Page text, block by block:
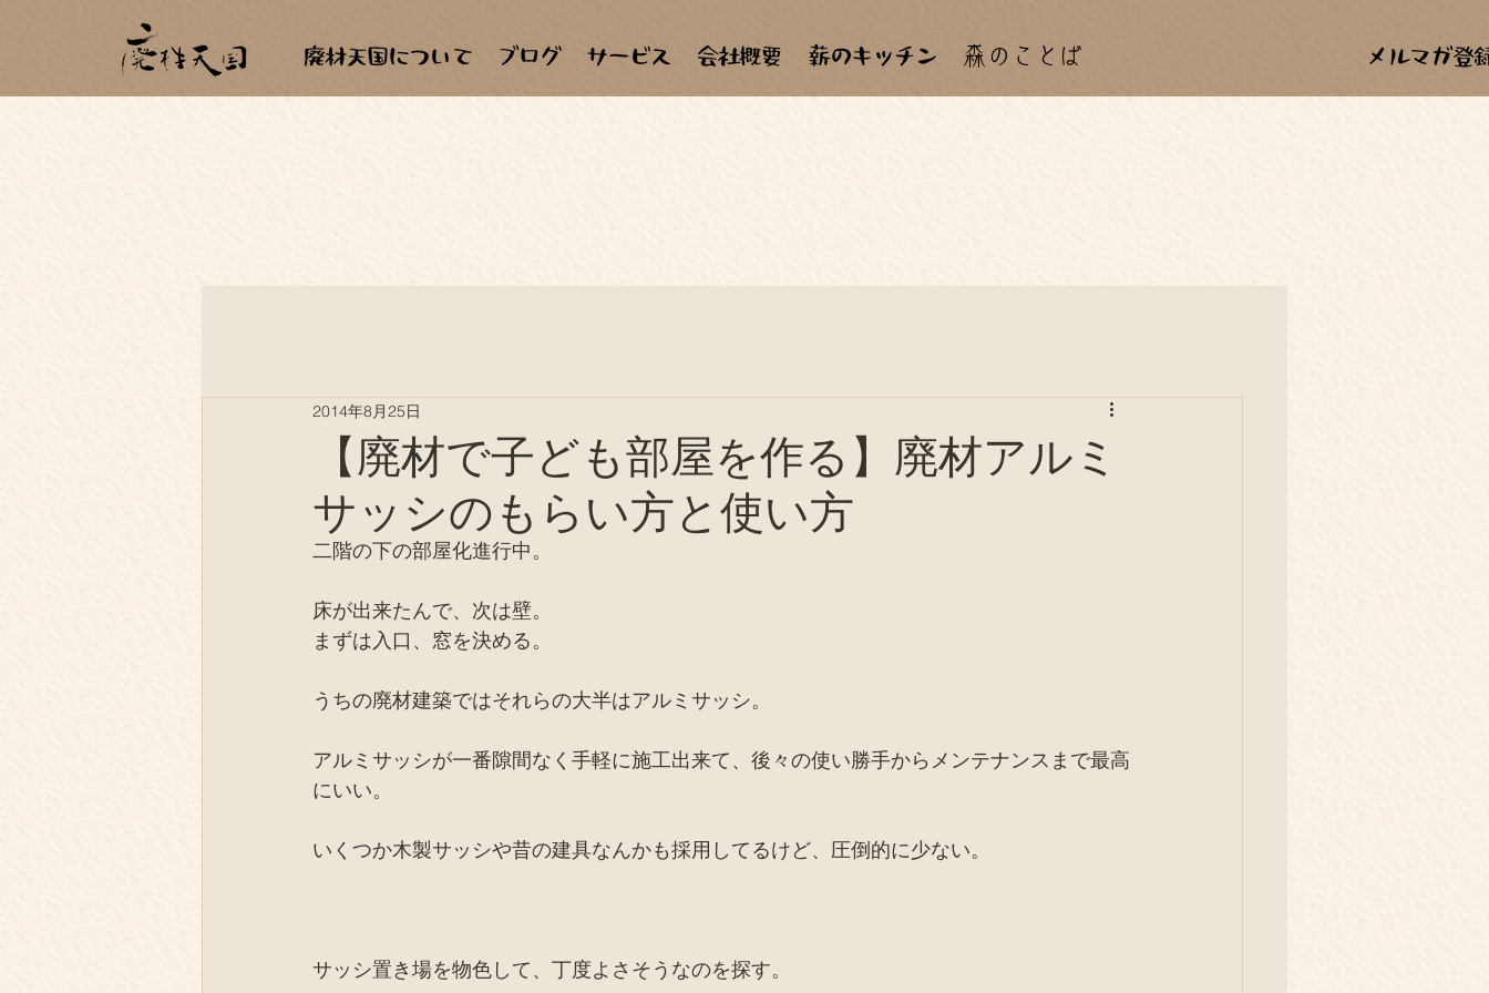
森のことば
もらいもの
薪の陶芸 テント芝居 バイオトイレ ピザ窯、カマド、窯関係
オフグリッド、EV 同士
【廃材で子ども部屋を作る】廃材アルミ
サッシのもらい方と使い方
2014年8月25日
二階の下の部屋化進行中。
床が出来たんで、次は壁。
まずは入口、窓を決める。
うちの廃材建築ではそれらの大半はアルミサッシ。
アルミサッシが一番隙間なく手軽に施工出来て、後々の使い勝手からメンテナンスまで最高
にいい。
いくつか木製サッシや昔の建具なんかも採用してるけど、圧倒的に少ない。
サッシ置き場を物色して、丁度よさそうなのを探す。